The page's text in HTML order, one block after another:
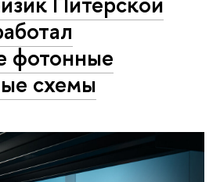
фотонные
схемы